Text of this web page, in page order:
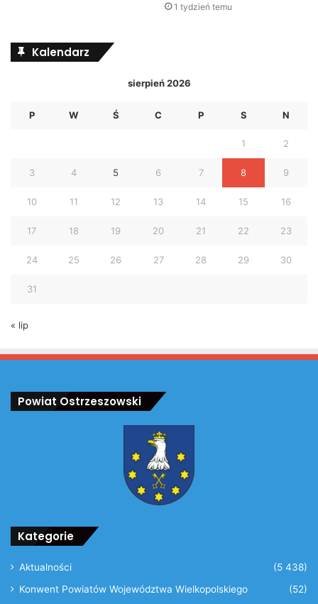
1 tydzień temu
Kalendarz
sierpień 2026
P W Ś C P S N
1 2
3 4 5 6 7 8 9
10 11 12 13 14 15 16
17 18 19 20 21 22 23
24 25 26 27 28 29 30
31
« lip
Powiat Ostrzeszowski
Kategorie
Aktualności
(5 438)
Konwent Powiatów Województwa Wielkopolskiego
(52)